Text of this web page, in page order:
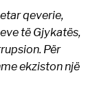
qeverie,
të Gjykatës,
Për
ekziston një